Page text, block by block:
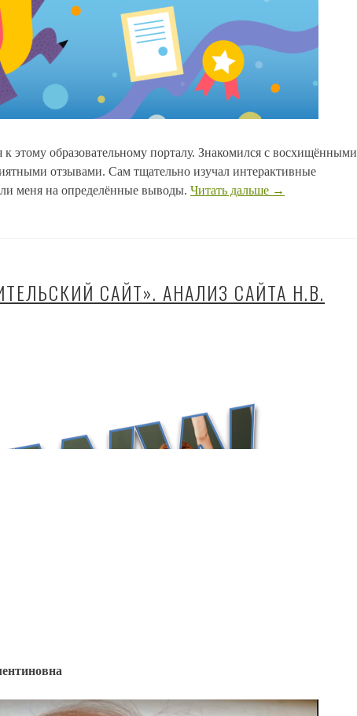
к этому образовательному порталу. Знакомился с восхищёнными
отзывами. Сам тщательно изучал интерактивные
меня на определённые выводы. Читать дальше →
САЙТ». АНАЛИЗ САЙТА Н.В.